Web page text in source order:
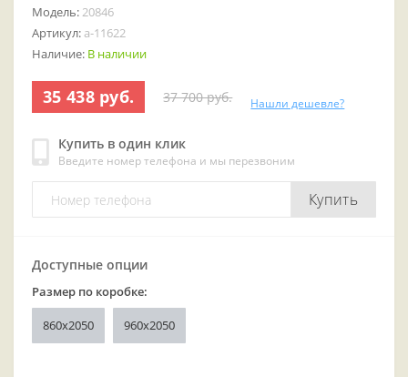
Модель:20846
Артикул: a-11622
Наличие: В наличии
35 438 руб. 37 700 руб. Нашли дешевле?
Купить в один клик
Введите номер телефона и мы перезвоним
Купить
Доступные опции
Размер по коробке:
860x2050 960x2050